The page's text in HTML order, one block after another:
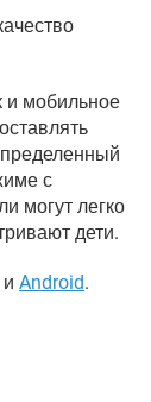
и мобильное
с
могут легко
дети.
и Android.